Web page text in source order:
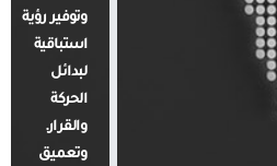
وتوفير رؤية
استباقية
لبدائل
الحركة
والقرار.
وتعميق